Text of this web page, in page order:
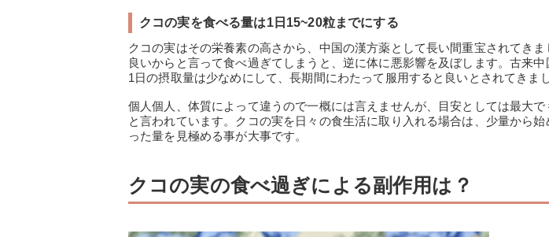
クコの実を食べる量は1日15~20粒までにする
クコの実はその栄養素の高さから、中国の漢方薬として長い間重宝されてき
良いからと言って食べ過ぎてしまうと、逆に体に悪影響を及ぼします。古来中
1日の摂取量は少なめにして、長期間にわたって服用すると良いとされてきまし
個人個人、体質によって違うので一概には言えませんが、目安としては最大で
と言われています。クコの実を日々の食生活に取り入れる場合は、少量から
った量を見極める事が大事です。
クコの実の食べ過ぎによる副作用は？